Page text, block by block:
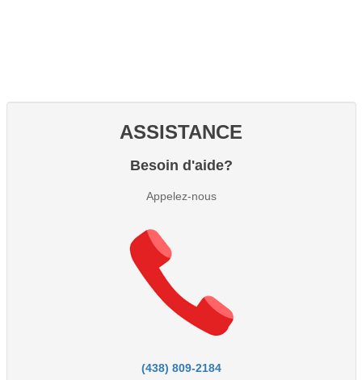
ASSISTANCE
Besoin d'aide?
Appelez-nous
(438) 809-2184